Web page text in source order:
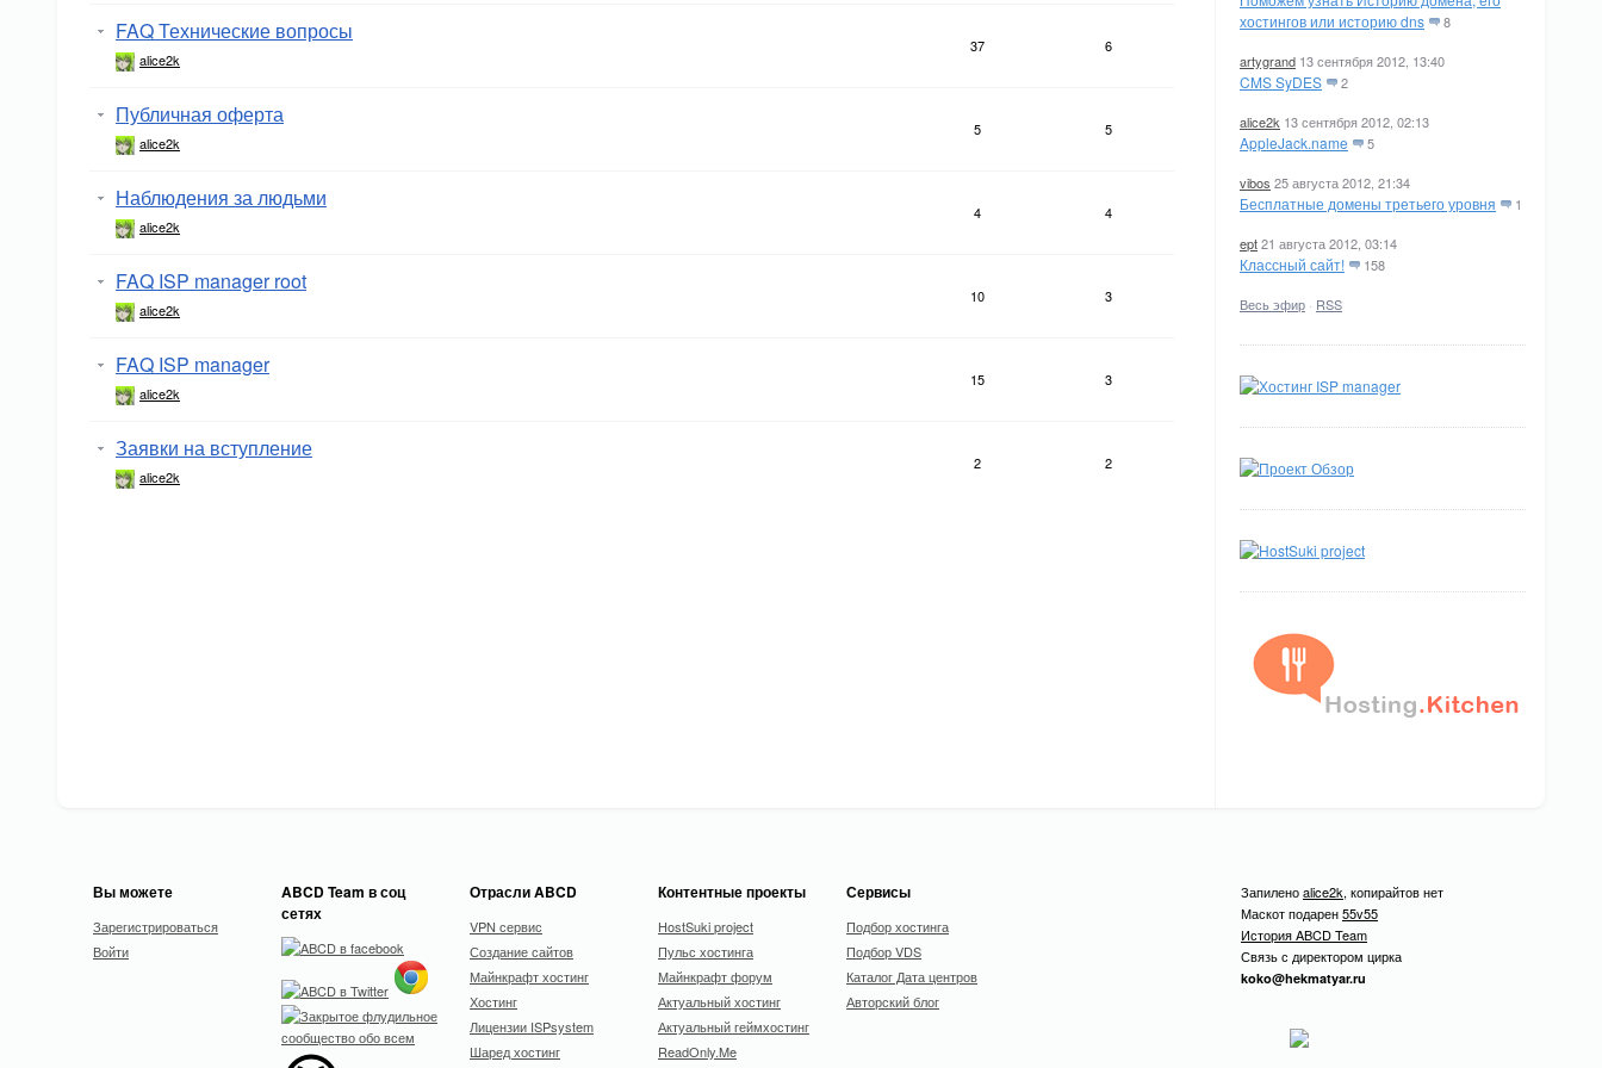
хостингов или историю dns
8
artygrand 13 сентября 2012, 13:40
CMS SyDES 2
alice2k 13 сентября 2012, 02:13
AppleJack.name 5
vibos 25 августа 2012, 21:34
Бесплатные домены третьего уровня 1
ept21 августа 2012, 03:14
Классный сайт! 158
Весь эфир · RSS
FAQ Технические вопросы
alice2k
37 6
Публичная оферта
alice2k
5 5
Наблюдения за людьми
alice2k
4 4
FAQ ISP manager root
alice2k
10 3
FAQ ISP manager
alice2k
15 3
Заявки на вступление
alice2k
2 2
Вы можете
Зарегистрироваться
Войти
ABCD Team в соц
сетях
Отрасли ABCD
VPN сервис
Создание сайтов
Майнкрафт хостинг
Хостинг
Лицензии ISPsystem
Шаред хостинг
Контентные проекты
HostSuki project
Пульс хостинга
Майнкрафт форум
Актуальный хостинг
Актуальный геймхостинг
ReadOnly.Me
Сервисы
Подбор хостинга
Подбор VDS
Каталог Дата центров
Авторский блог
Запиленоalice2k, копирайтов нет
Маскот подарен55v55
История ABCD Team
Связь с директором цирка
koko@hekmatyar.ru